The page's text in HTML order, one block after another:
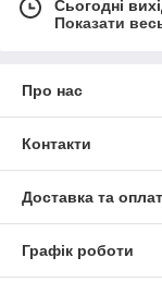
Сьогодні
Показати
Про нас
Контакти
Доставка та
Графік роботи